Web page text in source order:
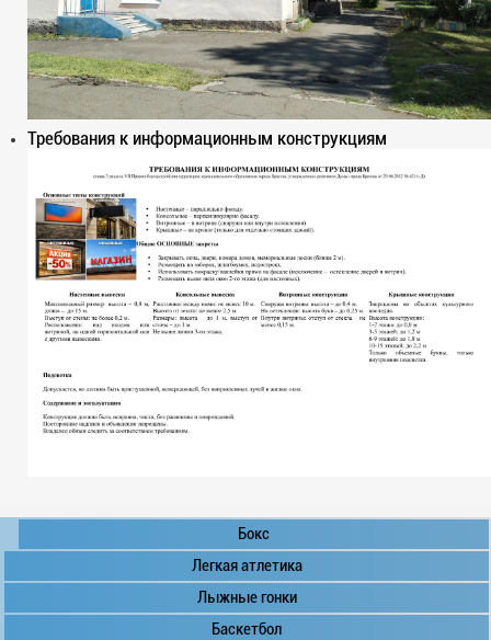
Требования к информационным конструкциям
Бокс
Легкая атлетика
Лыжные гонки
Баскетбол